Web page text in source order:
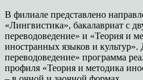
В филиале представлено
«Лингвистика», бакалавриат с
переводоведение» и «Теория и
иностранных языков и
переводоведение» программа
профиля «Теория и методика